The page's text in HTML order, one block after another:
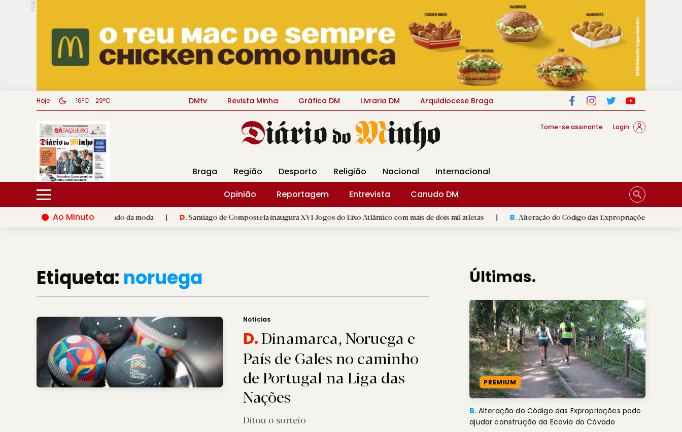
PUB.
Hoje 16ºC 29ºC DMtv Revista Minha Gráfica DM Livraria DM Arquidiocese Braga
Torne-se assinante Login
Braga Região Desporto Religião Nacional
Internacional
Opinião
Reportagem Entrevista
Canudo DM
Ao Minuto
inovação do mundo da moda | D.Santiago de Compostela inaugura XVI Jogos do Eixo Atlântico com mais de dois mil atletas | B.Alteração do Código das Expropriações pode ajudar construção
Etiqueta: noruega
Notícias
D.Dinamarca, Noruega e
País de Gales no caminho
de Portugal na Liga das
Nações
Ditou o sorteio
Últimas.
PREMIUM
B. Alteração do Código das Expropriações pode
ajudar construção da Ecovia do Cávado